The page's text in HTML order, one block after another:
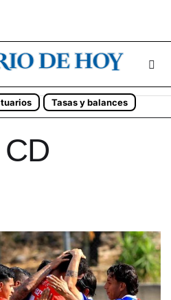
Tasas y balances
CD